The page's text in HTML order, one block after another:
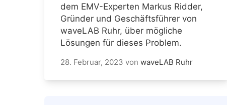
dem EMV-Experten Markus Ridder,
Gründer und Geschäftsführer von
waveLAB Ruhr, über mögliche
Lösungen für dieses Problem.
28. Februar, 2023 von waveLAB Ruhr